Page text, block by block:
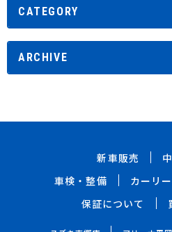
CATEGORY
ARCHIVE
新車販売
車検・整備
カーリ
保証について